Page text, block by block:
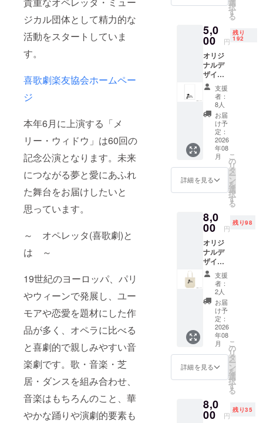
ジカル団体として精力的な
活動をスタートしていま
す。
喜歌劇楽友協会ホームペー
ジ
本年6月に上演する「メ
リー・ウィドウ」は60回の
記念公演となります。未来
につながる夢と愛にあふれ
た舞台をお届けしたいと
思っています。
～ オペレッタ(喜歌劇)と
は ～
19世紀のヨーロッパ、パリ
やウィーンで発展し、ユー
モアや恋愛を題材にした作
品が多く、オペラに比べる
と喜劇的で親しみやすい音
楽劇です。歌・音楽・芝
居・ダンスを組み合わせ、
音楽はもちろんのこと、華
やかな踊りや演劇的要素も
期公演は休
なっており
ました。
オペレッタ
を愛する歌
手・スタッ
フの手によ
り2024年6月
に井村誠貴
理事長のも
と、喜歌劇
楽友協会は
新たなス
りました。
2025年には
フェニー
チェ堺大
ホールにお
いて喜歌劇
「こうも
演。定期公
演だけでな
くサロンコ
ンサートや
開催してい
択
す
る
5,0
00 円
残り
192
オリジ
ナルデ
ザイン
クリア
ファイ
ルのご
提供
支援
者：
8人
お届
け予
定：
2026
年08
月
詳細を見る
こ
の
リ
タ
ー
ン
を
選
択
す
る
8,0
00 円
残り98
オリジ
ナルデ
ザイン
トート
バック
のご提
供
支援
者：
2人
お届
け予
定：
2026
年08
月
詳細を見る
こ
の
リ
タ
ー
ン
を
選
択
す
る
8,0
00 円
残り35